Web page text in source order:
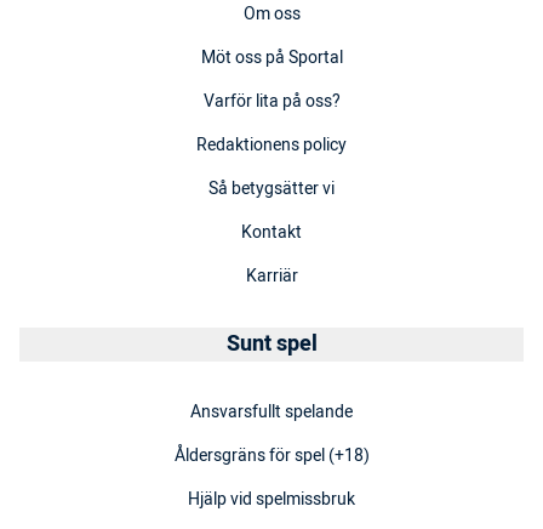
Om oss
Möt oss på Sportal
Varför lita på oss?
Redaktionens policy
Så betygsätter vi
Kontakt
Karriär
Sunt spel
Ansvarsfullt spelande
Åldersgräns för spel (+18)
Hjälp vid spelmissbruk